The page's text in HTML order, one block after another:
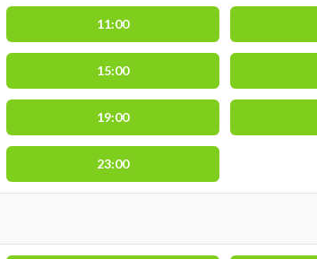
11:00
15:00
19:00
23:00